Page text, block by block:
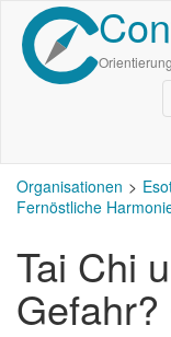
Direkt
zum
Inhalt
Organisationen
Fernöstliche
Tai Chi